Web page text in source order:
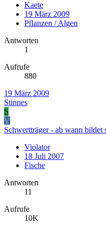
Kaete
19 März 2009
Pflanzen / Algen
Antworten
1
Aufrufe
880
19 März 2009
Stinnes
S
V
Schwertträger - ab wann bildet
Violator
18 Juli 2007
Fische
Antworten
11
Aufrufe
10K